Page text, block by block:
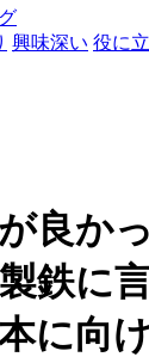
興味深い 役に
良か
鉄に
に向